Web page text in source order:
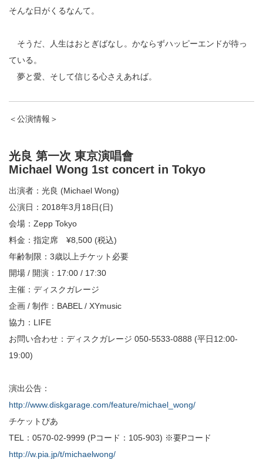
そんな日がくるなんて。
そうだ、人生はおとぎばなし。かならずハッピーエンドが待っ
ている。
夢と愛、そして信じる心さえあれば。
＜公演情報＞
光良 第一次 東京演唱會
Michael Wong 1st concert in Tokyo
出演者：光良 (Michael Wong)
公演日：2018年3月18日(日)
会場：Zepp Tokyo
料金：指定席 ¥8,500 (税込)
年齢制限：3歳以上チケット必要
開場 / 開演：17:00 / 17:30
主催：ディスクガレージ
企画 / 制作：BABEL / XYmusic
協力：LIFE
お問い合わせ：ディスクガレージ 050-5533-0888 (平日12:00-
19:00)
演出公告：
http://www.diskgarage.com/feature/michael_wong/
チケットぴあ
TEL：0570-02-9999 (Pコード：105-903) ※要Pコード
http://w.pia.jp/t/michaelwong/